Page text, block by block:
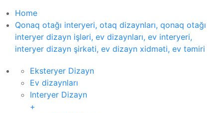
Home
Qonaq otağı interyeri, otaq dizaynları, qonaq otağı
interyer dizayn işləri, ev dizaynları, ev interyeri,
interyer dizayn şirkəti, ev dizayn xidməti, ev təmiri
Eksteryer Dizayn
Ev dizaynları
Interyer Dizayn
+